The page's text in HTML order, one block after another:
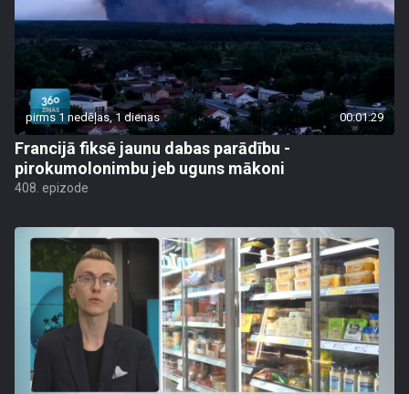
pirms 1 nedēļas, 1 dienas 00:01:29
Francijā fiksē jaunu dabas parādību -
pirokumolonimbu jeb uguns mākoni
408. epizode